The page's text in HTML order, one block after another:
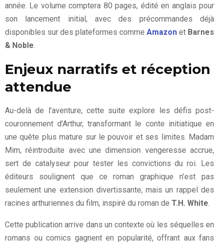
année. Le volume comptera 80 pages, édité en anglais pour
son lancement initial, avec des précommandes déjà
disponibles sur des plateformes comme Amazon et Barnes
& Noble
Enjeux narratifs et réception
attendue
Au-delà de l’aventure, cette suite explore les défis post-
couronnement d’Arthur, transformant le conte initiatique en
une quête plus mature sur le pouvoir et ses limites. Madam
Mim, réintroduite avec une dimension vengeresse accrue,
sert de catalyseur pour tester les convictions du roi. Les
éditeurs soulignent que ce roman graphique n’est pas
seulement une extension divertissante, mais un rappel des
racines arthuriennes du film, inspiré du roman de T.H. White
Cette publication arrive dans un contexte où les séquelles en
romans ou comics gagnent en popularité, offrant aux fans